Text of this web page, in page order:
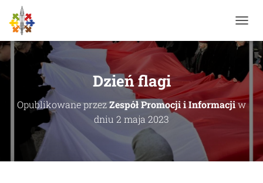
R
Ą
C
Z
I
G
Dzień flagi
Opublikowane przezZespół Promocji i Informacjiw
dniu 2 maja 2023